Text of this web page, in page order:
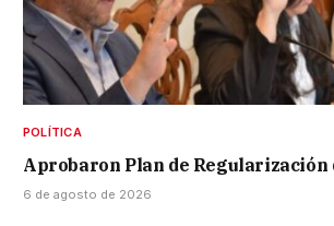
POLÍTICA
Aprobaron Plan de Regularización
6 de agosto de 2026